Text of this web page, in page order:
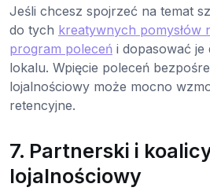
Jeśli chcesz spojrzeć na temat
do tych kreatywnych pomysłów
program poleceń i dopasować je
lokalu. Wpięcie poleceń
lojalnościowy może mocno
retencyjne.
7. Partnerski i
lojalnościowy